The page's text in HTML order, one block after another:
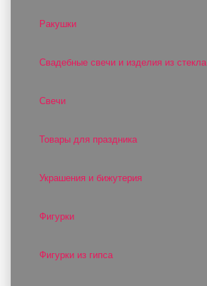
Ракушки
Свадебные свечи и изделия из стекла
Свечи
Товары для праздника
Украшения и бижутерия
Фигурки
Фигурки из гипса